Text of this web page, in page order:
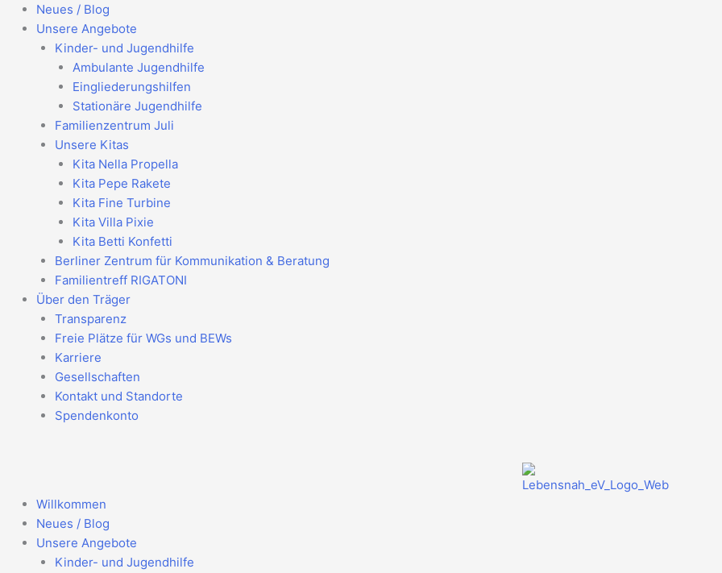
Neues / Blog
Unsere Angebote
Kinder- und Jugendhilfe
Ambulante Jugendhilfe
Eingliederungshilfen
Stationäre Jugendhilfe
Familienzentrum Juli
Unsere Kitas
Kita Nella Propella
Kita Pepe Rakete
Kita Fine Turbine
Kita Villa Pixie
Kita Betti Konfetti
Berliner Zentrum für Kommunikation & Beratung
Familientreff RIGATONI
Über den Träger
Transparenz
Freie Plätze für WGs und BEWs
Karriere
Gesellschaften
Kontakt und Standorte
Spendenkonto
Willkommen
Neues / Blog
Unsere Angebote
Kinder- und Jugendhilfe